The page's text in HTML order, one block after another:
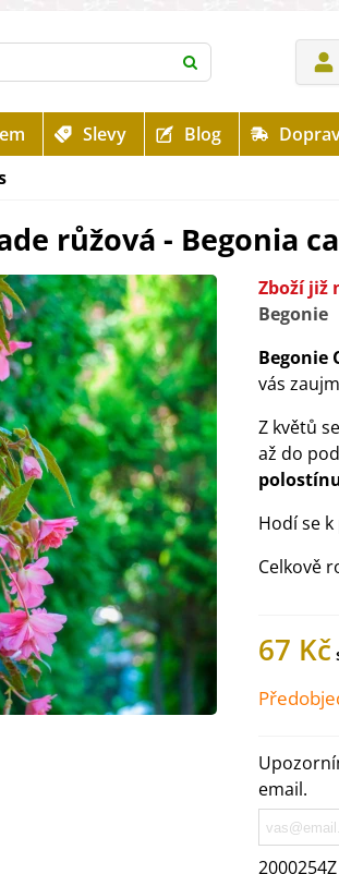
Slevy Blog
růžová - Begonia
Zboží již
Begonie
Begonie
vás
Z květů
až do
Hodí se
Celkově
67 Kč
email.
2000254Z